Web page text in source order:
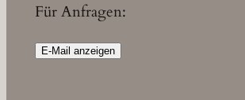
Für Anfragen:
E-Mail anzeigen